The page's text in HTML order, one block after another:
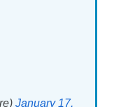
January 17,